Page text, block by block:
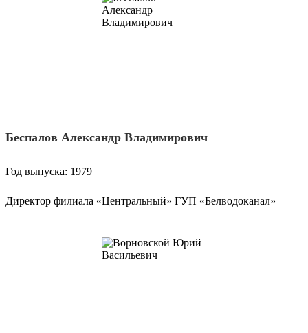
Беспалов Александр Владимирович
Год выпуска: 1979
Директор филиала «Центральный» ГУП «Белводоканал»